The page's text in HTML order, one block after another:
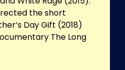
the short
Day Gift (2018)
The Long